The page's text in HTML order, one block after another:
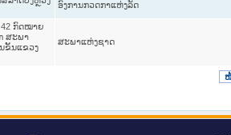
ອົງການກວດກາແຫ່ງລັດ
42 ກົດໝາຍ
ສະພາ
ຂັ້ນແຂວງ
ສະພາແຫ່ງຊາດ